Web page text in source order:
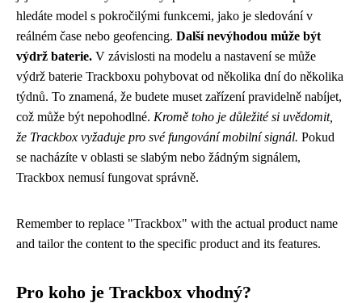
hledáte model s pokročilými funkcemi, jako je sledování v
reálném čase nebo geofencing. Další nevýhodou může být
výdrž baterie. V závislosti na modelu a nastavení se může
výdrž baterie Trackboxu pohybovat od několika dní do několika
týdnů. To znamená, že budete muset zařízení pravidelně nabíjet,
což může být nepohodlné. Kromě toho je důležité si uvědomit,
že Trackbox vyžaduje pro své fungování mobilní signál. Pokud
se nacházíte v oblasti se slabým nebo žádným signálem,
Trackbox nemusí fungovat správně.
Remember to replace "Trackbox" with the actual product name
and tailor the content to the specific product and its features.
Pro koho je Trackbox vhodný?